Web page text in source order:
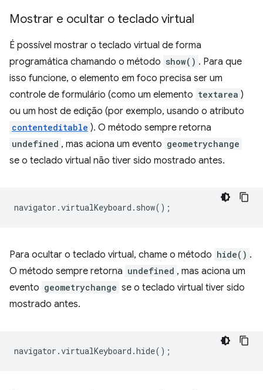
Mostrar e ocultar o teclado virtual
É possível mostrar o teclado virtual de forma
programática chamando o método show() . Para que
isso funcione, o elemento em foco precisa ser um
controle de formulário (como um elemento textarea )
ou um host de edição (por exemplo, usando o atributo
contenteditable ). O método sempre retorna
undefined , mas aciona um evento geometrychange
se o teclado virtual não tiver sido mostrado antes.
navigator .virtualKeyboard . show();
Para ocultar o teclado virtual, chame o método hide() .
O método sempre retorna undefined , mas aciona um
evento geometrychange se o teclado virtual tiver sido
mostrado antes.
navigator .virtualKeyboard .hide();